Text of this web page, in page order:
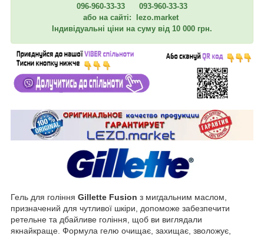
096-960-33-33 093-960-33-33
або на сайті: lezo.market
Індивідуальні ціни на суму від 10 000 грн.
Гель для гоління Gillette Fusion з мигдальним маслом,
призначений для чутливої шкіри, допоможе забезпечити
ретельне та дбайливе гоління, щоб ви виглядали
якнайкраще. Формула гелю очищає, захищає, зволожує,